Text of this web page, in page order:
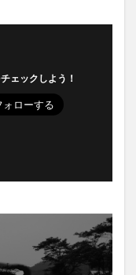
ェックしよう！